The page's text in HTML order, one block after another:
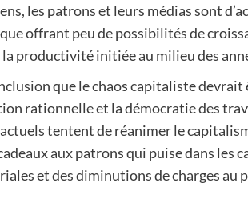
les patrons et leurs médias sont
offrant peu de possibilités de
productivité initiée au milieu des
que le chaos capitaliste
rationnelle et la démocratie des
tentent de réanimer le
aux patrons qui puise dans les
et des diminutions de charges au